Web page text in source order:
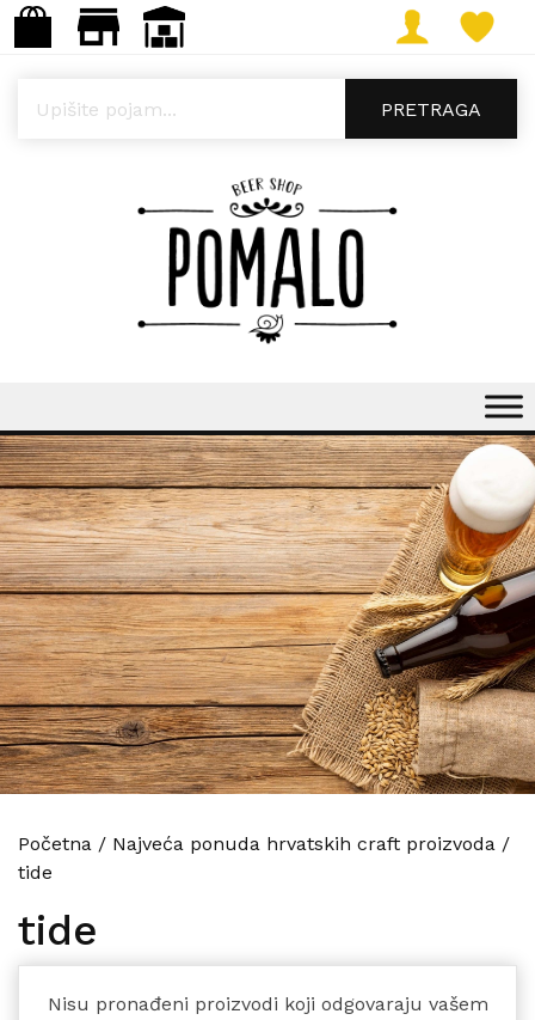
PRETRAGA
Početna / Najveća ponuda hrvatskih craft proizvoda /
tide
tide
Nisu pronađeni proizvodi koji odgovaraju vašem